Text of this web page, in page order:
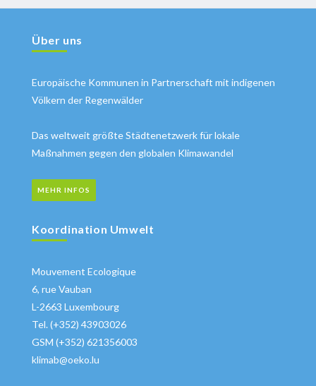
Über uns
Europäische Kommunen in Partnerschaft mit indigenen
Völkern der Regenwälder
Das weltweit größte Städtenetzwerk für lokale
Maßnahmen gegen den globalen Klimawandel
MEHR INFOS
Koordination Umwelt
Mouvement Ecologique
6, rue Vauban
L-2663 Luxembourg
Tel. (+352) 43903026
GSM (+352) 621356003
klimab@oeko.lu